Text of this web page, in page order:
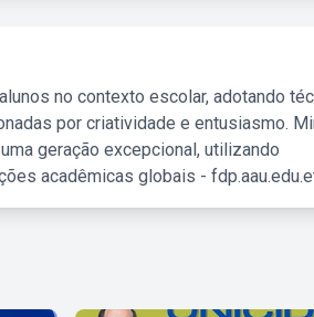
no contexto escolar, adotando
por criatividade e entusiasmo.
geração excepcional, utilizando
acadêmicas globais -